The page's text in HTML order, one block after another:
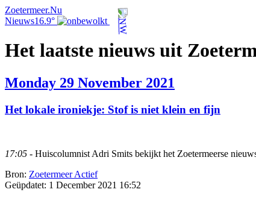
Zoetermeer.Nu
Nieuws16.9°
Het laatste nieuws uit
Monday 29 November 2021
Het lokale ironiekje: Stof is niet klein en fijn
17:05 - Huiscolumnist Adri Smits bekijkt het Zoetermeerse
Bron: Zoetermeer Actief
Geüpdatet: 1 December 2021 16:52